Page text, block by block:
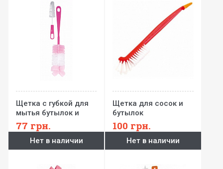
Щетка с губкой для
мытья бутылок и
сосок
77 грн.
Нет в наличии
Щетка для сосок и
бутылок
100 грн.
Нет в наличии